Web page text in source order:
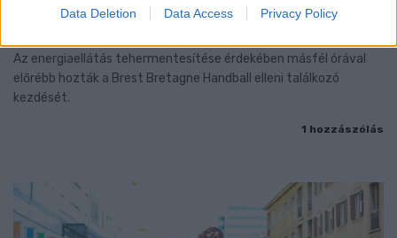
Data Deletion Data Access Privacy Policy
A GYŐRI AUDI ETO KC PÉNTEKI FELKÉSZÜLÉSI
Az energiaellátás tehermentesítése érdekében másfél órával
előrébb hozták a Brest Bretagne Handball elleni találkozó
kezdését.
1 hozzászólás